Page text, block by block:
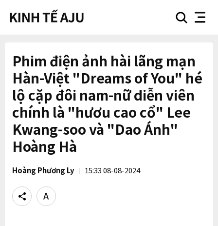
searchnav
Phim điện ảnh hài lãng mạn
Hàn-Việt "Dreams of You" hé
lộ cặp đôi nam-nữ diễn viên
chính là "hươu cao cổ" Lee
Kwang-soo và "Dao Ánh"
Hoàng Hà
Hoàng Phương Ly 15:33 08-08-2024
Share
Text
size